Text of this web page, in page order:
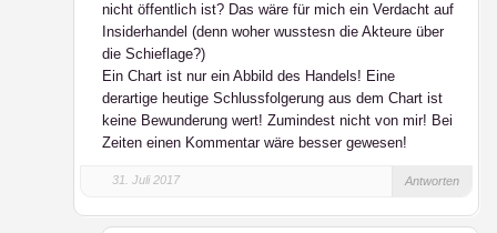
nicht öffentlich ist? Das wäre für mich ein Verdacht auf
Insiderhandel (denn woher wusstesn die Akteure über
die Schieflage?)
Ein Chart ist nur ein Abbild des Handels! Eine
derartige heutige Schlussfolgerung aus dem Chart ist
keine Bewunderung wert! Zumindest nicht von mir! Bei
Zeiten einen Kommentar wäre besser gewesen!
31. Juli 2017 Antworten